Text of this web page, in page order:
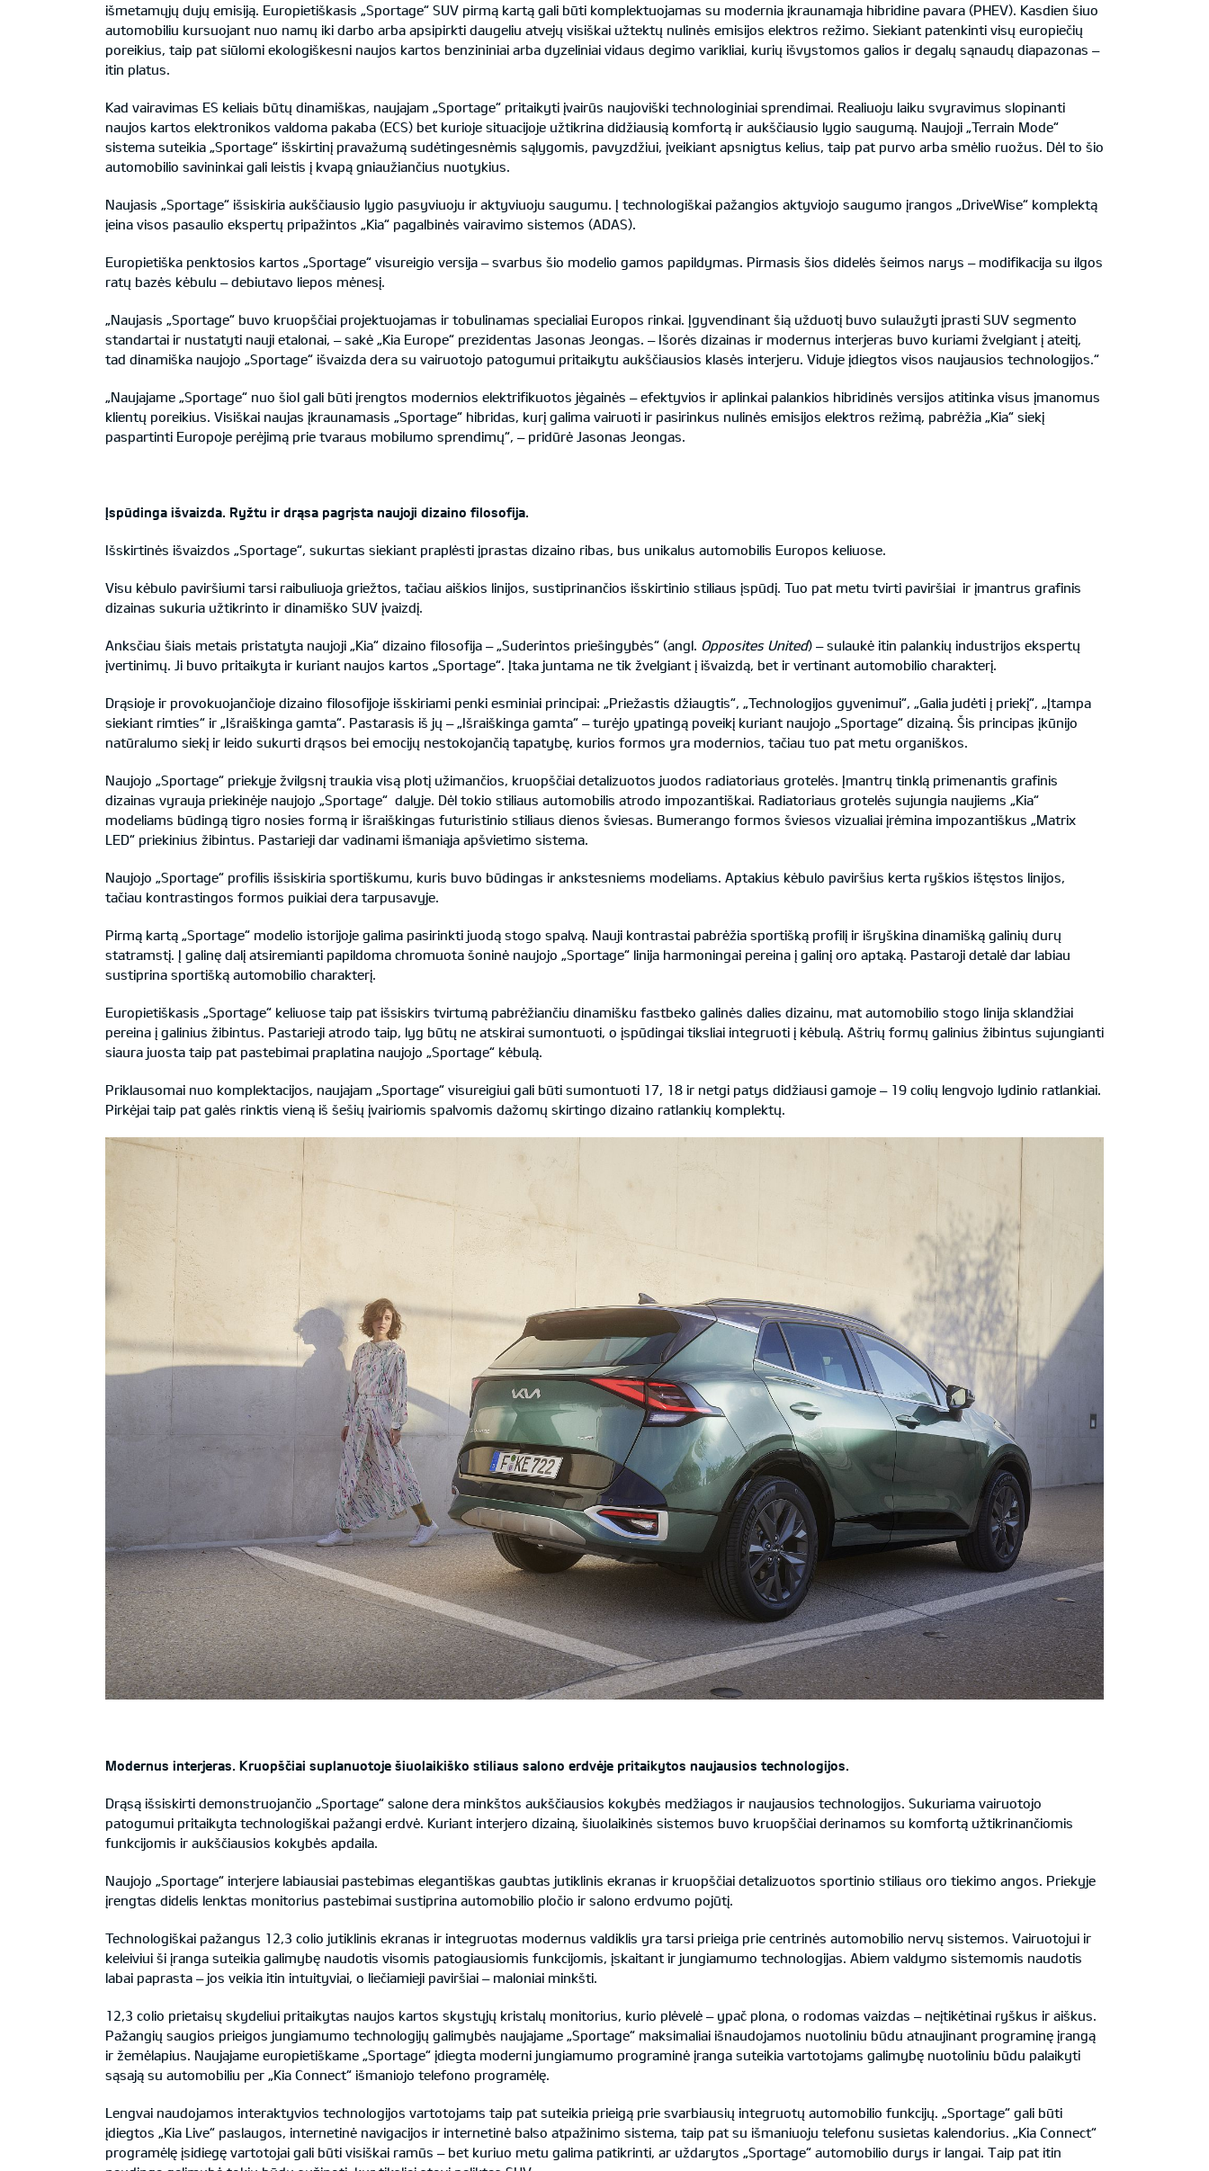
išmetamųjų dujų emisiją. Europietiškasis „Sportage“ SUV pirmą kartą gali būti komplektuojamas su modernia įkraunamąja hibridine pavara (PHEV). Kasdien šiuo
automobiliu kursuojant nuo namų iki darbo arba apsipirkti daugeliu atvejų visiškai užtektų nulinės emisijos elektros režimo. Siekiant patenkinti visų europiečių
poreikius, taip pat siūlomi ekologiškesni naujos kartos benzininiai arba dyzeliniai vidaus degimo varikliai, kurių išvystomos galios ir degalų sąnaudų diapazonas –
itin platus.
Kad vairavimas ES keliais būtų dinamiškas, naujajam „Sportage“ pritaikyti įvairūs naujoviški technologiniai sprendimai. Realiuoju laiku svyravimus slopinanti
naujos kartos elektronikos valdoma pakaba (ECS) bet kurioje situacijoje užtikrina didžiausią komfortą ir aukščiausio lygio saugumą. Naujoji „Terrain Mode“
sistema suteikia „Sportage“ išskirtinį pravažumą sudėtingesnėmis sąlygomis, pavyzdžiui, įveikiant apsnigtus kelius, taip pat purvo arba smėlio ruožus. Dėl to šio
automobilio savininkai gali leistis į kvapą gniaužiančius nuotykius.
Naujasis „Sportage“ išsiskiria aukščiausio lygio pasyviuoju ir aktyviuoju saugumu. Į technologiškai pažangios aktyviojo saugumo įrangos „DriveWise“ komplektą
įeina visos pasaulio ekspertų pripažintos „Kia“ pagalbinės vairavimo sistemos (ADAS).
Europietiška penktosios kartos „Sportage“ visureigio versija – svarbus šio modelio gamos papildymas. Pirmasis šios didelės šeimos narys – modifikacija su ilgos
ratų bazės kėbulu – debiutavo liepos mėnesį.
„Naujasis „Sportage“ buvo kruopščiai projektuojamas ir tobulinamas specialiai Europos rinkai. Įgyvendinant šią užduotį buvo sulaužyti įprasti SUV segmento
standartai ir nustatyti nauji etalonai, – sakė „Kia Europe“ prezidentas Jasonas Jeongas. – Išorės dizainas ir modernus interjeras buvo kuriami žvelgiant į ateitį,
tad dinamiška naujojo „Sportage“ išvaizda dera su vairuotojo patogumui pritaikytu aukščiausios klasės interjeru. Viduje įdiegtos visos naujausios technologijos.“
„Naujajame „Sportage“ nuo šiol gali būti įrengtos modernios elektrifikuotos jėgainės – efektyvios ir aplinkai palankios hibridinės versijos atitinka visus įmanomus
klientų poreikius. Visiškai naujas įkraunamasis „Sportage“ hibridas, kurį galima vairuoti ir pasirinkus nulinės emisijos elektros režimą, pabrėžia „Kia“ siekį
paspartinti Europoje perėjimą prie tvaraus mobilumo sprendimų“, – pridūrė Jasonas Jeongas.
Įspūdinga išvaizda. Ryžtu ir drąsa pagrįsta naujoji dizaino filosofija.
Išskirtinės išvaizdos „Sportage“, sukurtas siekiant praplėsti įprastas dizaino ribas, bus unikalus automobilis Europos keliuose.
Visu kėbulo paviršiumi tarsi raibuliuoja griežtos, tačiau aiškios linijos, sustiprinančios išskirtinio stiliaus įspūdį. Tuo pat metu tvirti paviršiai ir įmantrus grafinis
dizainas sukuria užtikrinto ir dinamiško SUV įvaizdį.
Anksčiau šiais metais pristatyta naujoji „Kia“ dizaino filosofija – „Suderintos priešingybės“ (angl. Opposites United) – sulaukė itin palankių industrijos ekspertų
įvertinimų. Ji buvo pritaikyta ir kuriant naujos kartos „Sportage“. Įtaka juntama ne tik žvelgiant į išvaizdą, bet ir vertinant automobilio charakterį.
Drąsioje ir provokuojančioje dizaino filosofijoje išskiriami penki esminiai principai: „Priežastis džiaugtis“, „Technologijos gyvenimui“, „Galia judėti į priekį“, „Įtampa
siekiant rimties“ ir „Išraiškinga gamta“. Pastarasis iš jų – „Išraiškinga gamta“ – turėjo ypatingą poveikį kuriant naujojo „Sportage“ dizainą. Šis principas įkūnijo
natūralumo siekį ir leido sukurti drąsos bei emocijų nestokojančią tapatybę, kurios formos yra modernios, tačiau tuo pat metu organiškos.
Naujojo „Sportage“ priekyje žvilgsnį traukia visą plotį užimančios, kruopščiai detalizuotos juodos radiatoriaus grotelės. Įmantrų tinklą primenantis grafinis
dizainas vyrauja priekinėje naujojo „Sportage“ dalyje. Dėl tokio stiliaus automobilis atrodo impozantiškai. Radiatoriaus grotelės sujungia naujiems „Kia“
modeliams būdingą tigro nosies formą ir išraiškingas futuristinio stiliaus dienos šviesas. Bumerango formos šviesos vizualiai įrėmina impozantiškus „Matrix
LED“ priekinius žibintus. Pastarieji dar vadinami išmaniąja apšvietimo sistema.
Naujojo „Sportage“ profilis išsiskiria sportiškumu, kuris buvo būdingas ir ankstesniems modeliams. Aptakius kėbulo paviršius kerta ryškios ištęstos linijos,
tačiau kontrastingos formos puikiai dera tarpusavyje.
Pirmą kartą „Sportage“ modelio istorijoje galima pasirinkti juodą stogo spalvą. Nauji kontrastai pabrėžia sportišką profilį ir išryškina dinamišką galinių durų
statramstį. Į galinę dalį atsiremianti papildoma chromuota šoninė naujojo „Sportage“ linija harmoningai pereina į galinį oro aptaką. Pastaroji detalė dar labiau
sustiprina sportišką automobilio charakterį.
Europietiškasis „Sportage“ keliuose taip pat išsiskirs tvirtumą pabrėžiančiu dinamišku fastbeko galinės dalies dizainu, mat automobilio stogo linija sklandžiai
pereina į galinius žibintus. Pastarieji atrodo taip, lyg būtų ne atskirai sumontuoti, o įspūdingai tiksliai integruoti į kėbulą. Aštrių formų galinius žibintus sujungianti
siaura juosta taip pat pastebimai praplatina naujojo „Sportage“ kėbulą.
Priklausomai nuo komplektacijos, naujajam „Sportage“ visureigiui gali būti sumontuoti 17, 18 ir netgi patys didžiausi gamoje – 19 colių lengvojo lydinio ratlankiai.
Pirkėjai taip pat galės rinktis vieną iš šešių įvairiomis spalvomis dažomų skirtingo dizaino ratlankių komplektų.
Modernus interjeras. Kruopščiai suplanuotoje šiuolaikiško stiliaus salono erdvėje pritaikytos naujausios technologijos.
Drąsą išsiskirti demonstruojančio „Sportage“ salone dera minkštos aukščiausios kokybės medžiagos ir naujausios technologijos. Sukuriama vairuotojo
patogumui pritaikyta technologiškai pažangi erdvė. Kuriant interjero dizainą, šiuolaikinės sistemos buvo kruopščiai derinamos su komfortą užtikrinančiomis
funkcijomis ir aukščiausios kokybės apdaila.
Naujojo „Sportage“ interjere labiausiai pastebimas elegantiškas gaubtas jutiklinis ekranas ir kruopščiai detalizuotos sportinio stiliaus oro tiekimo angos. Priekyje
įrengtas didelis lenktas monitorius pastebimai sustiprina automobilio pločio ir salono erdvumo pojūtį.
Technologiškai pažangus 12,3 colio jutiklinis ekranas ir integruotas modernus valdiklis yra tarsi prieiga prie centrinės automobilio nervų sistemos. Vairuotojui ir
keleiviui ši įranga suteikia galimybę naudotis visomis patogiausiomis funkcijomis, įskaitant ir jungiamumo technologijas. Abiem valdymo sistemomis naudotis
labai paprasta – jos veikia itin intuityviai, o liečiamieji paviršiai – maloniai minkšti.
12,3 colio prietaisų skydeliui pritaikytas naujos kartos skystųjų kristalų monitorius, kurio plėvelė – ypač plona, o rodomas vaizdas – neįtikėtinai ryškus ir aiškus.
Pažangių saugios prieigos jungiamumo technologijų galimybės naujajame „Sportage“ maksimaliai išnaudojamos nuotoliniu būdu atnaujinant programinę įrangą
ir žemėlapius. Naujajame europietiškame „Sportage“ įdiegta moderni jungiamumo programinė įranga suteikia vartotojams galimybę nuotoliniu būdu palaikyti
sąsają su automobiliu per „Kia Connect“ išmaniojo telefono programėlę.
Lengvai naudojamos interaktyvios technologijos vartotojams taip pat suteikia prieigą prie svarbiausių integruotų automobilio funkcijų. „Sportage“ gali būti
įdiegtos „Kia Live“ paslaugos, internetinė navigacijos ir internetinė balso atpažinimo sistema, taip pat su išmaniuoju telefonu susietas kalendorius. „Kia Connect“
programėlę įsidiegę vartotojai gali būti visiškai ramūs – bet kuriuo metu galima patikrinti, ar uždarytos „Sportage“ automobilio durys ir langai. Taip pat itin